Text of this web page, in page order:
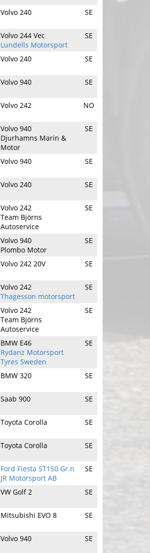
Volvo 240 SE
Volvo 244 Vec
Lundells Motorsport
SE
Volvo 240 SE
Volvo 940 SE
Volvo 242 NO
Volvo 940
Djurhamns Marin &
Motor
SE
Volvo 940 SE
Volvo 240 SE
Volvo 242
Team Björns
Autoservice
SE
Volvo 940
Plombo Motor
SE
Volvo 242 20V SE
Volvo 242
Thagesson motorsport
SE
Volvo 242
Team Björns
Autoservice
SE
BMW E46
Rydanz Motorsport
Tyres Sweden
SE
BMW 320 SE
Saab 900 SE
Toyota Corolla SE
Toyota Corolla SE
Ford Fiesta ST150 Gr.n
JR Motorsport AB
SE
VW Golf 2 SE
Mitsubishi EVO 8 SE
Volvo 940 SE